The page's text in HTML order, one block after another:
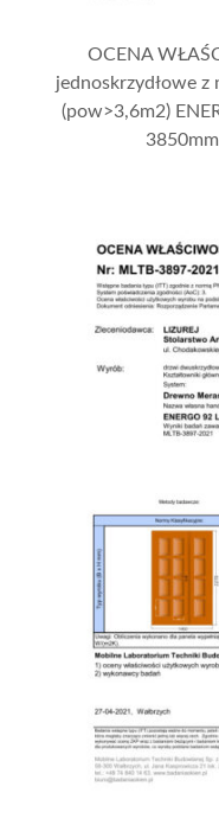
OCENA
jednoskrzydłowe
(pow>3,6m2)